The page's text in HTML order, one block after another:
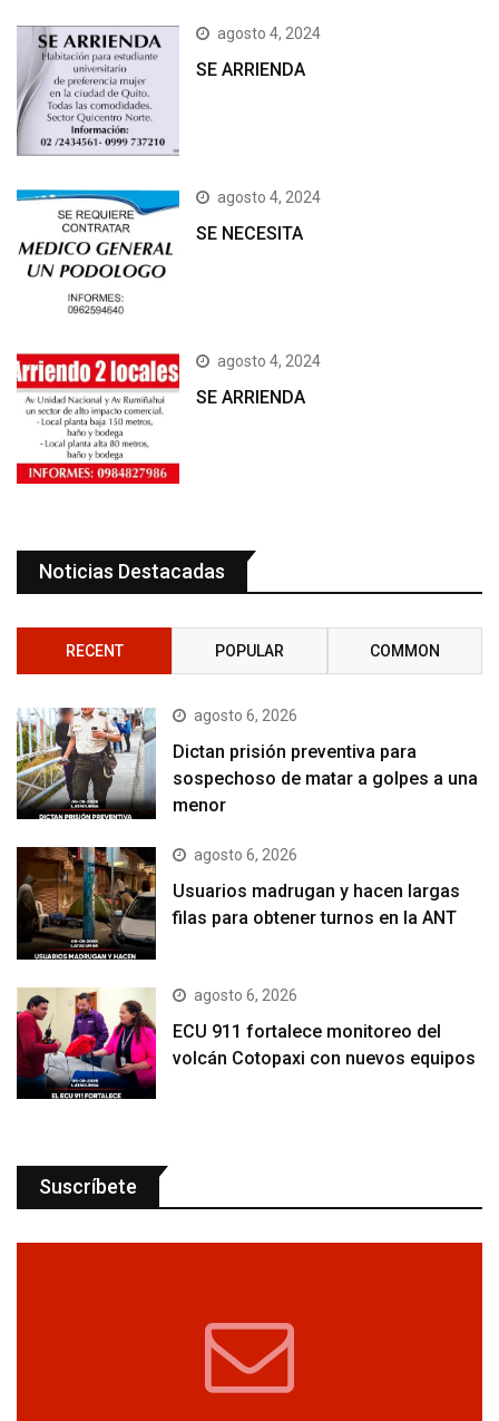
agosto 4, 2024
SE ARRIENDA
agosto 4, 2024
SE NECESITA
agosto 4, 2024
SE ARRIENDA
Noticias Destacadas
RECENT POPULAR COMMON
agosto 6, 2026
Dictan prisión preventiva para
sospechoso de matar a golpes a una
menor
agosto 6, 2026
Usuarios madrugan y hacen largas
filas para obtener turnos en la ANT
agosto 6, 2026
ECU 911 fortalece monitoreo del
volcán Cotopaxi con nuevos equipos
Suscríbete